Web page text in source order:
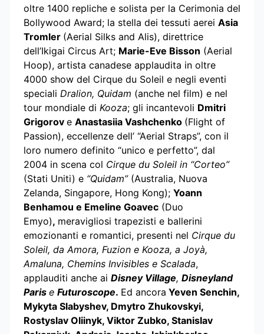
oltre 1400 repliche e solista per la Cerimonia del
Bollywood Award; la stella dei tessuti aerei Asia
Tromler (Aerial Silks and Alis), direttrice
dell’Ikigai Circus Art; Marie-Eve Bisson (Aerial
Hoop), artista canadese applaudita in oltre
4000 show del Cirque du Soleil e negli eventi
speciali Dralion, Quidam (anche nel film) e nel
tour mondiale di Kooza; gli incantevoli Dmitri
Grigorov e Anastasiia Vashchenko (Flight of
Passion), eccellenze dell’ “Aerial Straps”, con il
loro numero definito “unico e perfetto”, dal
2004 in scena col Cirque du Soleil in “Corteo”
(Stati Uniti) e “Quidam”(Australia, Nuova
Zelanda, Singapore, Hong Kong); Yoann
Benhamou e Emeline Goavec (Duo
Emyo), meravigliosi trapezisti e ballerini
emozionanti e romantici, presenti nel Cirque du
Soleil, da Amora, Fuzion e Kooza, a Joyà,
Amaluna, Chemins Invisibles e Scalada,
applauditi anche ai Disney Village, Disneyland
Paris e Futuroscope. Ed ancora Yeven Senchin,
Mykyta Slabyshev, Dmytro Zhukovskyi,
Rostyslav Oliinyk, Viktor Zubko, Stanislav